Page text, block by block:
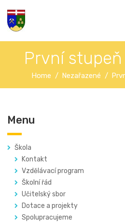
První
Home Nezařazené
Menu
Škola
Kontakt
Vzdělávací program
Školní řád
Učitelský sbor
Dotace a projekty
Spolupracujeme